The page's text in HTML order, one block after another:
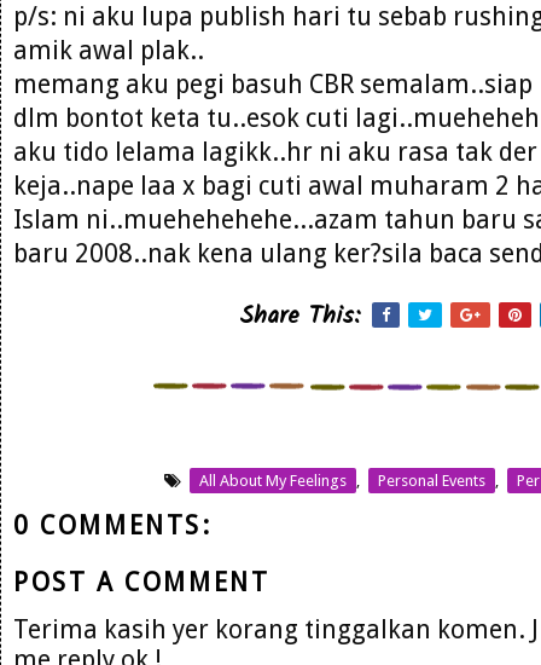
p/s: ni aku lupa publish hari tu sebab
amik awal plak..
memang aku pegi basuh CBR
dlm bontot keta tu..esok cuti
aku tido lelama lagikk..hr ni aku rasa tak
keja..nape laa x bagi cuti awal muharam 2
Islam ni..muehehehehe...azam tahun baru
baru 2008..nak kena ulang ker?sila baca
Share This:
All About My Feelings , Personal Events ,
0 COMMENTS:
POST A COMMENT
Terima kasih yer korang tinggalkan komen.